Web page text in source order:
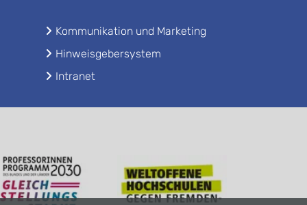
Kommunikation und Marketing
Hinweisgebersystem
Intranet